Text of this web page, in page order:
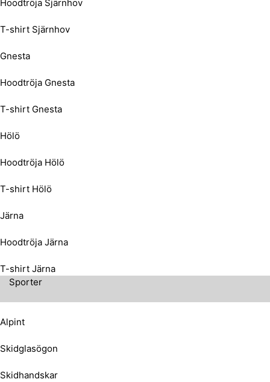
Hoodtröja Sjärnhov
T-shirt Sjärnhov
Gnesta
Hoodtröja Gnesta
T-shirt Gnesta
Hölö
Hoodtröja Hölö
T-shirt Hölö
Järna
Hoodtröja Järna
T-shirt Järna
Sporter
Alpint
Skidglasögon
Skidhandskar